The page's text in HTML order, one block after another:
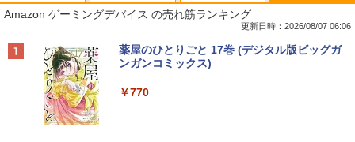
Anker Soundcore P40i オフホワイト
BRUCE WAYNE feat. Flo Milli, ATL Jacob
[Explicit]
￥250
【Amazon.co.jp限定】 い・ろ・は・す 2L P
ET ラベルレス ×8本
￥1,112
Amazon ゲーミングデバイス の売れ筋ランキング
更新日時：2026/08/07 06:06
薬屋のひとりごと 17巻 (デジタル版ビッグガ
ンガンコミックス)
￥770